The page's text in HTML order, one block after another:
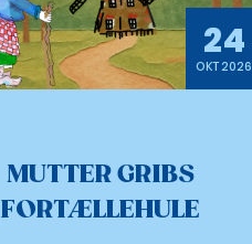
24
OKT 2026
MUTTER GRIBS
FORTÆLLEHULE